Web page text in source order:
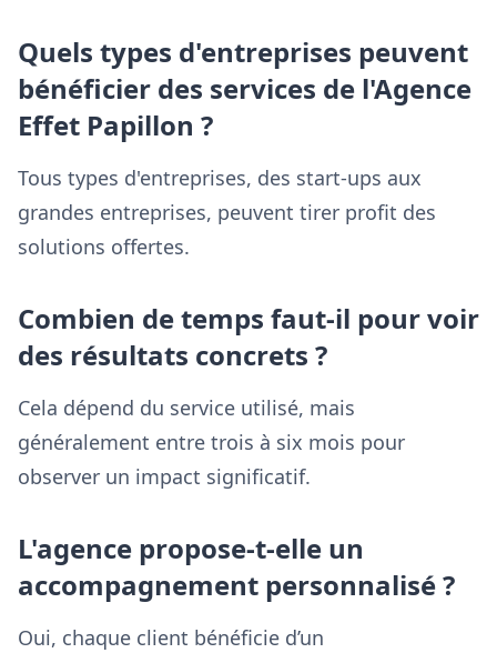
Quels types d'entreprises peuvent
bénéficier des services de l'Agence
Effet Papillon ?
Tous types d'entreprises, des start-ups aux
grandes entreprises, peuvent tirer profit des
solutions offertes.
Combien de temps faut-il pour voir
des résultats concrets ?
Cela dépend du service utilisé, mais
généralement entre trois à six mois pour
observer un impact significatif.
L'agence propose-t-elle un
accompagnement personnalisé ?
Oui, chaque client bénéficie d’un